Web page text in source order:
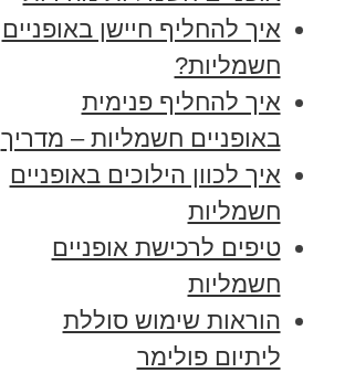
איך להחליף חיישן באופניים
חשמליות?
איך להחליף פנימית
באופניים חשמליות – מדריך
איך לכוון הילוכים באופניים
חשמליות
טיפים לרכישת אופניים
חשמליות
הוראות שימוש סוללת
ליתיום פולימר